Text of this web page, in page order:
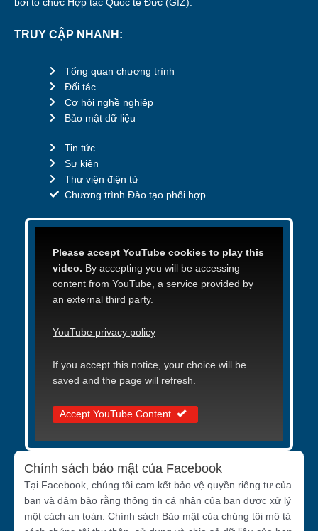
bởi tổ chức Hợp tác Quốc tế Đức (GIZ).
TRUY CẬP NHANH:
Tổng quan chương trình
Đối tác
Cơ hội nghề nghiệp
Bảo mật dữ liệu
Tin tức
Sự kiện
Thư viện điện tử
Chương trình Đào tạo phối hợp
Please accept YouTube cookies to play this
video. By accepting you will be accessing
content from YouTube, a service provided by
an external third party.
YouTube privacy policy
If you accept this notice, your choice will be
saved and the page will refresh.
Accept YouTube Content
Chính sách bảo mật của Facebook
Tại Facebook, chúng tôi cam kết bảo vệ quyền riêng tư của
bạn và đảm bảo rằng thông tin cá nhân của bạn được xử lý
một cách an toàn. Chính sách Bảo mật của chúng tôi mô tả